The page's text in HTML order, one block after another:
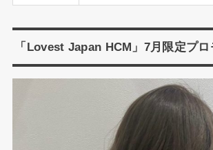
「Lovest Japan HCM」7月限定プロ